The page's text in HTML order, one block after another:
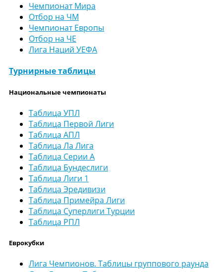
Чемпионат Мира
Отбор на ЧМ
Чемпионат Европы
Отбор на ЧЕ
Лига Наций УЕФА
Турнирные таблицы
Национальные чемпионаты
Таблица УПЛ
Таблица Первой Лиги
Таблица АПЛ
Таблица Ла Лига
Таблица Серии А
Таблица Бундеслиги
Таблица Лиги 1
Таблица Эредивизи
Таблица Примейра Лиги
Таблица Суперлиги Турции
Таблица РПЛ
Еврокубки
Лига Чемпионов. Таблицы группового раунда